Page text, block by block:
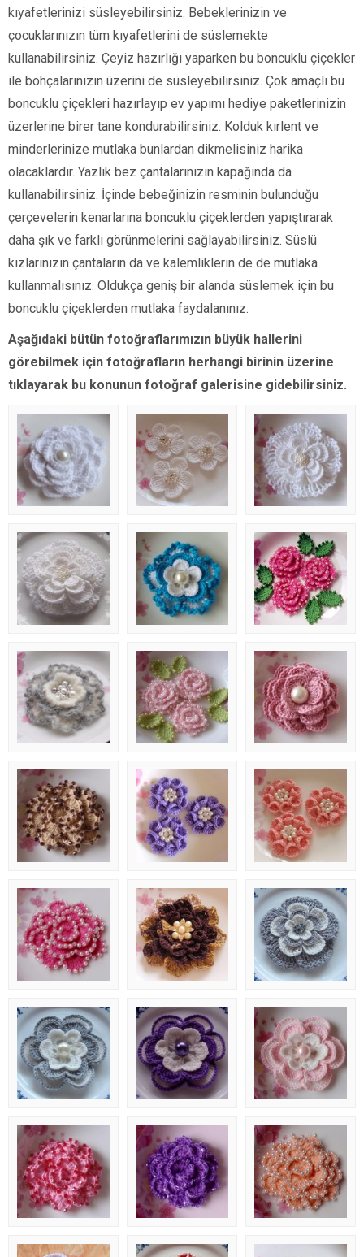
kıyafetlerinizi süsleyebilirsiniz. Bebeklerinizin ve
çocuklarınızın tüm kıyafetlerini de süslemekte
kullanabilirsiniz. Çeyiz hazırlığı yaparken bu boncuklu çiçekler
ile bohçalarınızın üzerini de süsleyebilirsiniz. Çok amaçlı bu
boncuklu çiçekleri hazırlayıp ev yapımı hediye paketlerinizin
üzerlerine birer tane kondurabilirsiniz. Kolduk kırlent ve
minderlerinize mutlaka bunlardan dikmelisiniz harika
olacaklardır. Yazlık bez çantalarınızın kapağında da
kullanabilirsiniz. İçinde bebeğinizin resminin bulunduğu
çerçevelerin kenarlarına boncuklu çiçeklerden yapıştırarak
daha şık ve farklı görünmelerini sağlayabilirsiniz. Süslü
kızlarınızın çantaların da ve kalemliklerin de de mutlaka
kullanmalısınız. Oldukça geniş bir alanda süslemek için bu
boncuklu çiçeklerden mutlaka faydalanınız.
Aşağıdaki bütün fotoğraflarımızın büyük hallerini
görebilmek için fotoğrafların herhangi birinin üzerine
tıklayarak bu konunun fotoğraf galerisine gidebilirsiniz.